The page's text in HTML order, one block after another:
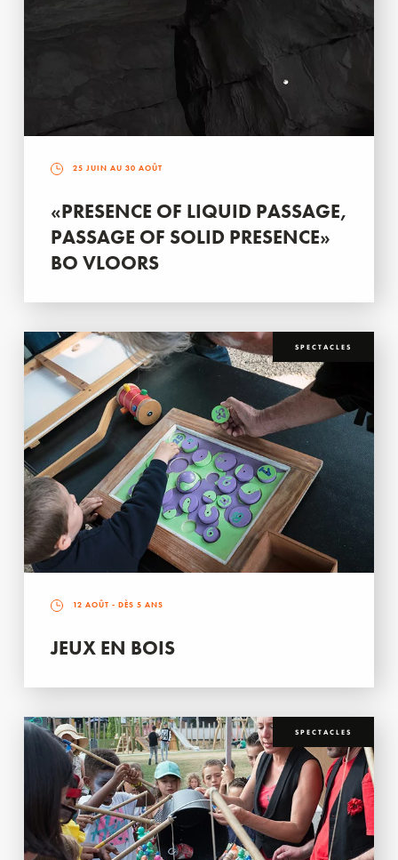
25 JUIN AU 30 AOÛT
«PRESENCE OF LIQUID PASSAGE,
PASSAGE OF SOLID PRESENCE»
BO VLOORS
SPECTACLES
12 AOÛT - DÈS 5 ANS
JEUX EN BOIS
SPECTACLES